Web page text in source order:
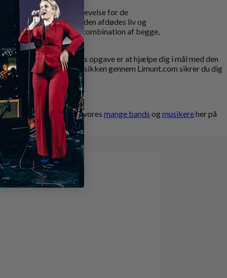
og trøstende oplevelse for de
der reflekterer den afdødes liv og
salmer eller en kombination af begge,
sin røde tråd. Vores opgave er at hjælpe dig i mål med den
Ved at booke musikken gennem Limunt.com sikrer du dig
planlægge!
Se et udvalg af vores mange bands ogmusikereher på